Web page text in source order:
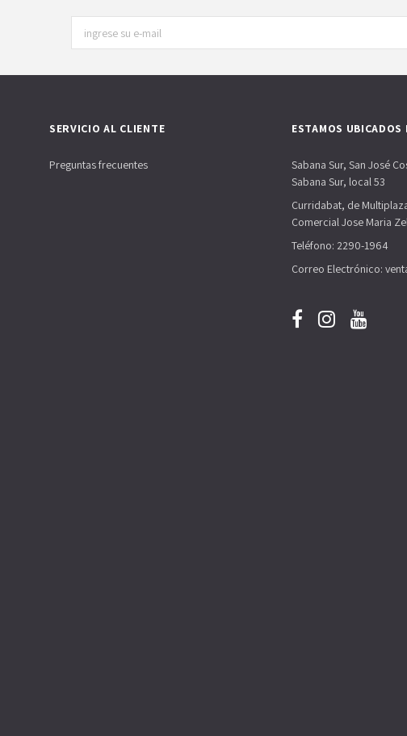
SERVICIO AL CLIENTE
Preguntas frecuentes
ESTAMOS UBICADOS
Sabana Sur, San José
Sabana Sur, local 53
Curridabat, de
Comercial Jose Maria
Teléfono: 2290-1964
Correo Electrónico: